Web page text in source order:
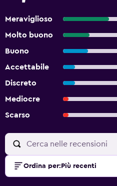
Meraviglioso
Molto buono
Buono
Accettabile
Discreto
Mediocre
Scarso
Ordina per: Più recenti